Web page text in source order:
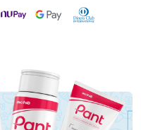
NuPay Google PayDiners Club